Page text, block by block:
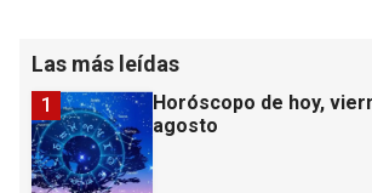
Las más leídas
Horóscopo de hoy,
agosto
1